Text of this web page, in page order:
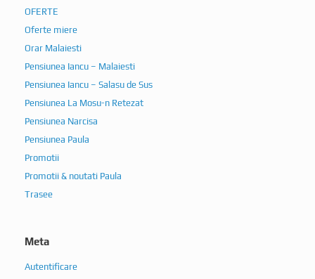
OFERTE
Oferte miere
Orar Malaiesti
Pensiunea Iancu – Malaiesti
Pensiunea Iancu – Salasu de Sus
Pensiunea La Mosu-n Retezat
Pensiunea Narcisa
Pensiunea Paula
Promotii
Promotii & noutati Paula
Trasee
Meta
Autentificare